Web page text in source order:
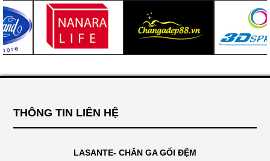
THÔNG TIN LIÊN HỆ
LASANTE- CHĂN GA GỐI ĐỆM